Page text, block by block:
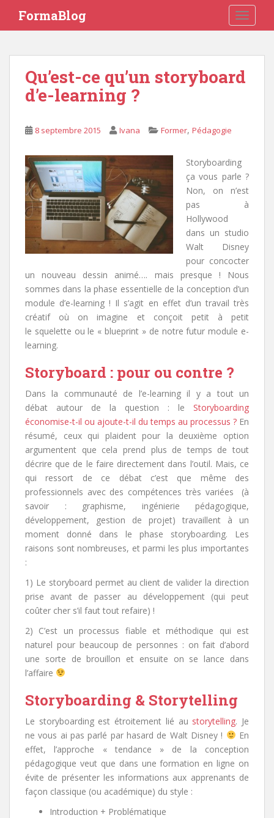
i
FormaBlog
Qu’est-ce qu’un storyboard
d’e-learning ?
8 septembre 2015 Ivana Former, Pédagogie
Storyboarding
ça vous parle ?
Non, on n’est
pas à
Hollywood
dans un studio
Walt Disney
pour concocter
un nouveau dessin animé…. mais presque ! Nous
sommes dans la phase essentielle de la conception d’un
module d’e-learning ! Il s’agit en effet d’un travail très
créatif où on imagine et conçoit petit à petit
le squelette ou le « blueprint » de notre futur module e-
learning.
Storyboard : pour ou contre ?
Dans la communauté de l’e-learning il y a tout un
débat autour de la question : le Storyboarding
économise-t-il ou ajoute-t-il du temps au processus ? En
résumé, ceux qui plaident pour la deuxième option
argumentent que cela prend plus de temps de tout
décrire que de le faire directement dans l’outil. Mais, ce
qui ressort de ce débat c’est que même des
professionnels avec des compétences très variées (à
savoir : graphisme, ingénierie pédagogique,
développement, gestion de projet) travaillent à un
moment donné dans le phase storyboarding. Les
raisons sont nombreuses, et parmi les plus importantes
:
1) Le storyboard permet au client de valider la direction
prise avant de passer au développement (qui peut
coûter cher s’il faut tout refaire) !
2) C’est un processus fiable et méthodique qui est
naturel pour beaucoup de personnes : on fait d’abord
une sorte de brouillon et ensuite on se lance dans
l’affaire
Storyboarding & Storytelling
Le storyboarding est étroitement lié au storytelling. Je
ne vous ai pas parlé par hasard de Walt Disney !
En
effet, l’approche « tendance » de la conception
pédagogique veut que dans une formation en ligne on
évite de présenter les informations aux apprenants de
façon classique (ou académique) du style :
Introduction + Problématique